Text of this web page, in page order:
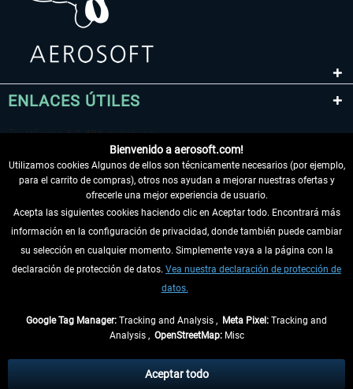
ENLACES ÚTILES
DESISTIR DEL CONTRATO
INFORMACIÓN
tasas de recepción si no se describe lo contrario
Bienvenido a aerosoft.com!
Utilizamos cookies Algunos de ellos son técnicamente necesarios (por ejemplo,
para el carrito de compras), otros nos ayudan a mejorar nuestras ofertas y
ofrecerle una mejor experiencia de usuario.
Acepta las siguientes cookies haciendo clic en Aceptar todo. Encontrará más
información en la configuración de privacidad, donde también puede cambiar
su selección en cualquier momento. Simplemente vaya a la página con la
declaración de protección de datos. Vea nuestra declaración de protección de
datos.
Google Tag Manager: Tracking and Analysis , Meta Pixel: Tracking and
Analysis , OpenStreetMap:Misc
Aceptar todo